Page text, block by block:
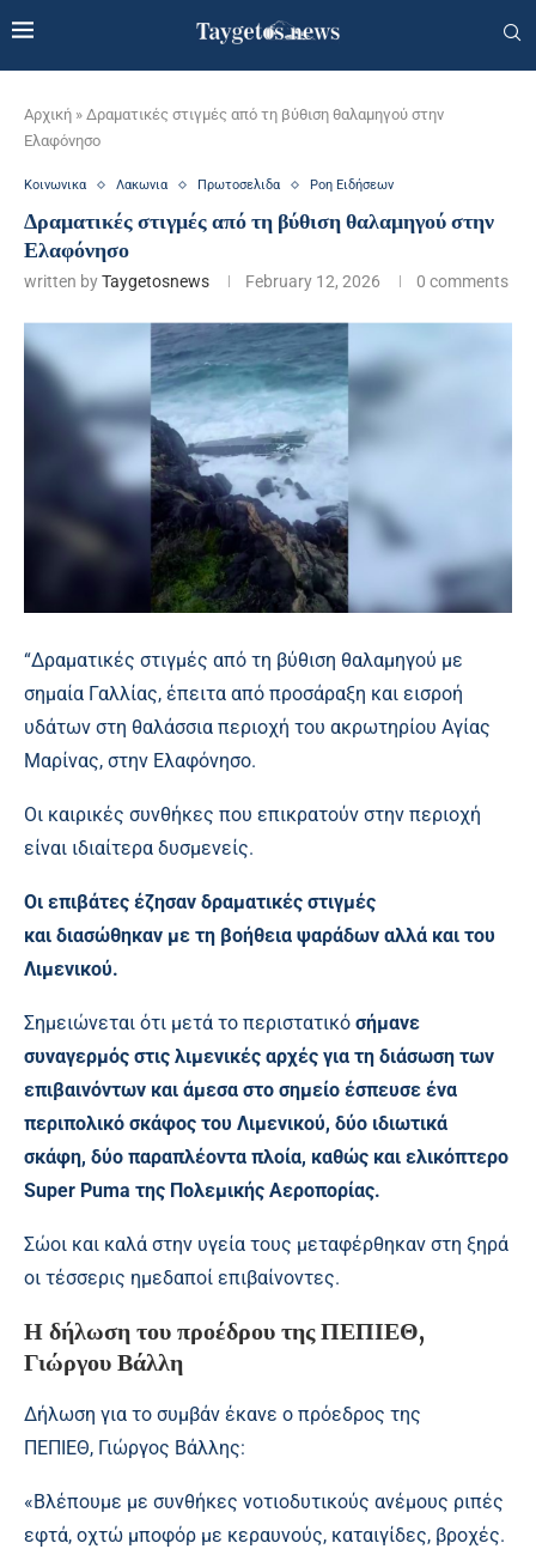
Αρχική » Δραματικές στιγμές από τη βύθιση θαλαμηγού στην
Ελαφόνησο
Κοινωνικα Λακωνια Πρωτοσελιδα Ροη Ειδήσεων
Δραματικές στιγμές από τη βύθιση θαλαμηγού στην
Ελαφόνησο
written byTaygetosnews February 12, 2026 0 comments
“Δραματικές στιγμές από τη βύθιση θαλαμηγού με
σημαία Γαλλίας, έπειτα από προσάραξη και εισροή
υδάτων στη θαλάσσια περιοχή του ακρωτηρίου Αγίας
Μαρίνας, στην Ελαφόνησο.
Οι καιρικές συνθήκες που επικρατούν στην περιοχή
είναι ιδιαίτερα δυσμενείς.
Οι επιβάτες έζησαν δραματικές στιγμές
και διασώθηκαν με τη βοήθεια ψαράδων αλλά και του
Λιμενικού.
Σημειώνεται ότι μετά το περιστατικό σήμανε
συναγερμός στις λιμενικές αρχές για τη διάσωση των
επιβαινόντων και άμεσα στο σημείο έσπευσε ένα
περιπολικό σκάφος του Λιμενικού, δύο ιδιωτικά
σκάφη, δύο παραπλέοντα πλοία, καθώς και ελικόπτερο
Super Puma της Πολεμικής Αεροπορίας.
Σώοι και καλά στην υγεία τους μεταφέρθηκαν στη ξηρά
οι τέσσερις ημεδαποί επιβαίνοντες.
Η δήλωση του προέδρου της ΠΕΠΙΕΘ,
Γιώργου Βάλλη
Δήλωση για το συμβάν έκανε ο πρόεδρος της
ΠΕΠΙΕΘ, Γιώργος Βάλλης:
«Βλέπουμε με συνθήκες νοτιοδυτικούς ανέμους ριπές
εφτά, οχτώ μποφόρ με κεραυνούς, καταιγίδες, βροχές.